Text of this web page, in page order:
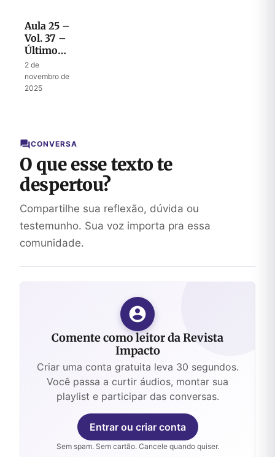
Aula 25 –
Vol. 37 –
Último
recado de
Malaquias:
nunca se
2 de
novembro de
2025
CONVERSA
O que esse texto te
despertou?
Compartilhe sua reflexão, dúvida ou
testemunho. Sua voz importa pra essa
comunidade.
Comente como leitor da Revista
Impacto
Criar uma conta gratuita leva 30 segundos.
Você passa a curtir áudios, montar sua
playlist e participar das conversas.
Entrar ou criar conta
Sem spam. Sem cartão. Cancele quando quiser.